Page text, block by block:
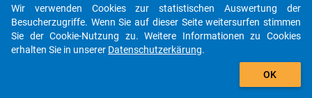
A26
Sind
auto_stories
add_shopping_cart
Wir verwenden Cookies zur statistischen Auswertung der
Besucherzugriffe. Wenn Sie auf dieser Seite weitersurfen stimmen
Sie der Cookie-Nutzung zu. Weitere Informationen zu Cookies
erhalten Sie in unserer Datenschutzerkärung.
OK